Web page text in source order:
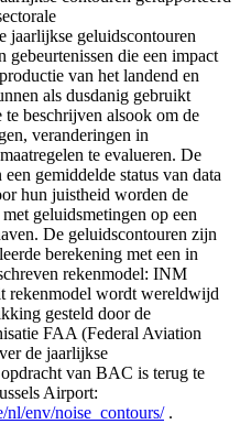
jaarlijkse geluidscontouren
gebeurtenissen die een impact
van het landend en
als dusdanig gebruikt
beschrijven alsook om de
veranderingen in
te evalueren. De
gemiddelde status van data
hun juistheid worden de
geluidsmetingen op een
De geluidscontouren zijn
berekening met een in
rekenmodel: INM
rekenmodel wordt wereldwijd
gesteld door de
FAA (Federal Aviation
de jaarlijkse
van BAC is terug te
Airport:
nl/env/noise_contours/.